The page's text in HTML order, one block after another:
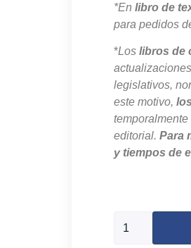
*En libro de
para pedidos
*Los libros de
legislativos,
este motivo,
editorial. Para
y tiempos de